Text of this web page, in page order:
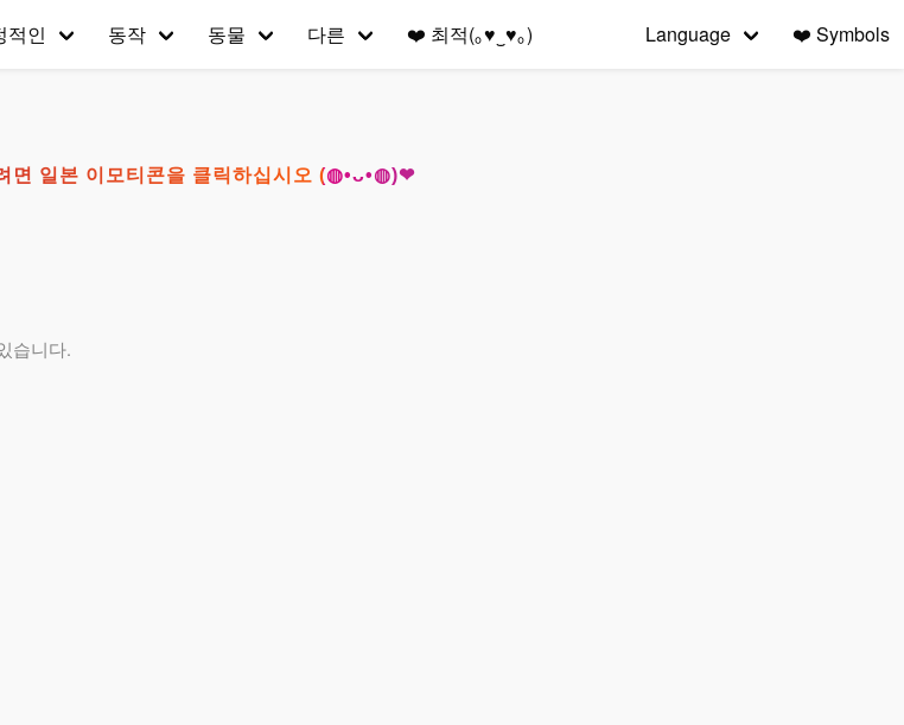
적인 동작 동물 다른 ❤️ 최적(｡♥‿♥｡) Language ❤️ Symbols
면 일본 이모티콘을 클릭하십시오 (◍•ᴗ•◍)❤
습니다.